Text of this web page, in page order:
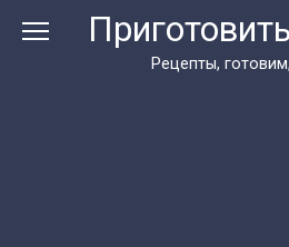
Рецепты,